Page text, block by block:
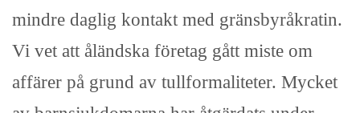
mindre daglig kontakt med gränsbyråkratin.
Vi vet att åländska företag gått miste om
affärer på grund av tullformaliteter. Mycket